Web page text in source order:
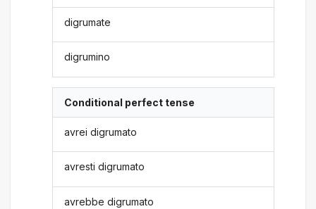
digrumate
digrumino
Conditional perfect tense
avrei digrumato
avresti digrumato
avrebbe digrumato